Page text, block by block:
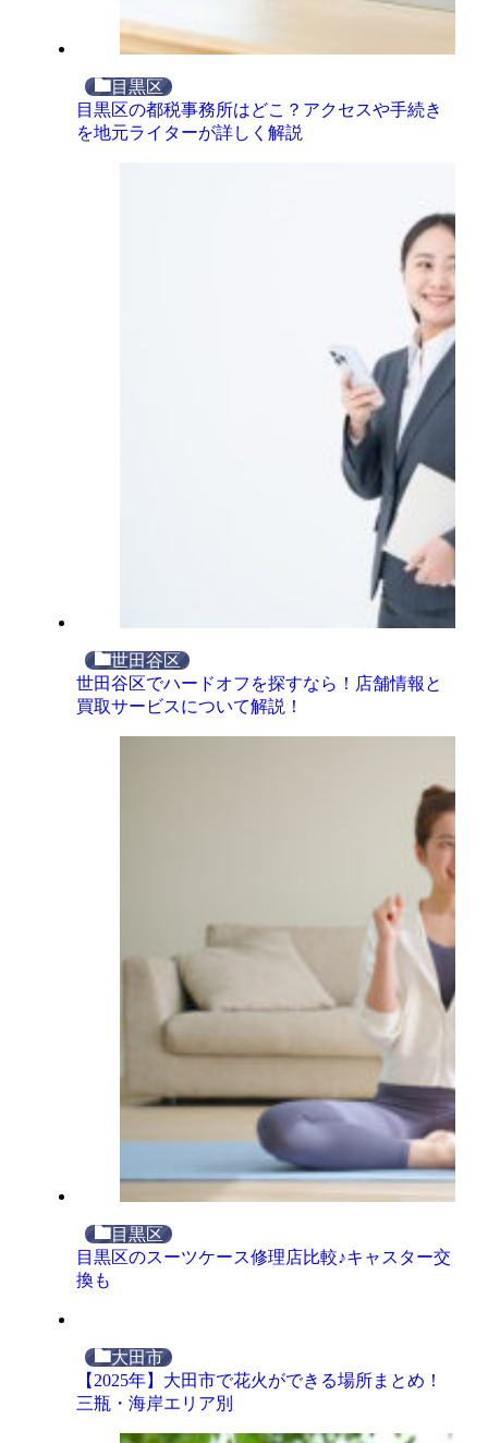
目黒区
目黒区の都税事務所はどこ？アクセスや手続き
を地元ライターが詳しく解説
世田谷区
世田谷区でハードオフを探すなら！店舗情報と
買取サービスについて解説！
目黒区
目黒区のスーツケース修理店比較♪キャスター交
換も
大田市
【2025年】大田市で花火ができる場所まとめ！
三瓶・海岸エリア別